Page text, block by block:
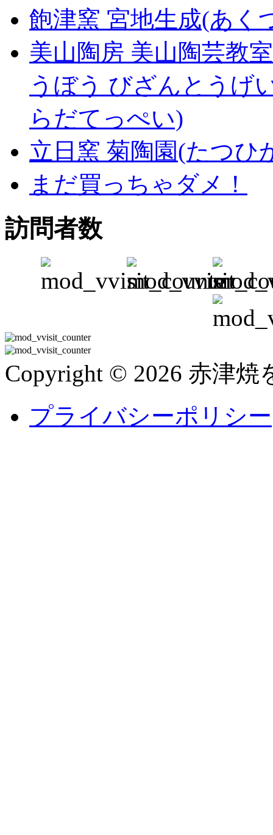
飽津窯 宮地生成(あく
美山陶房 美山陶芸教
うぼう びざんとうげ
らだてっぺい)
立日窯 菊陶園(たつひ
まだ買っちゃダメ！
訪問者数
Copyright © 2026 赤津焼
プライバシーポリシー